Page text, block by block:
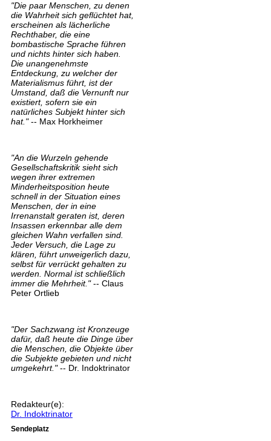
"Die paar Menschen, zu denen
die Wahrheit sich geflüchtet hat,
erscheinen als lächerliche
Rechthaber, die eine
bombastische Sprache führen
und nichts hinter sich haben.
Die unangenehmste
Entdeckung, zu welcher der
Materialismus führt, ist der
Umstand, daß die Vernunft nur
existiert, sofern sie ein
natürliches Subjekt hinter sich
hat."-- Max Horkheimer
"An die Wurzeln gehende
Gesellschaftskritik sieht sich
wegen ihrer extremen
Minderheitsposition heute
schnell in der Situation eines
Menschen, der in eine
Irrenanstalt geraten ist, deren
Insassen erkennbar alle dem
gleichen Wahn verfallen sind.
Jeder Versuch, die Lage zu
klären, führt unweigerlich dazu,
selbst für verrückt gehalten zu
werden. Normal ist schließlich
immer die Mehrheit."-- Claus
Peter Ortlieb
"Der Sachzwang ist Kronzeuge
dafür, daß heute die Dinge über
die Menschen, die Objekte über
die Subjekte gebieten und nicht
umgekehrt."-- Dr. Indoktrinator
Redakteur(e):
Dr. Indoktrinator
Sendeplatz